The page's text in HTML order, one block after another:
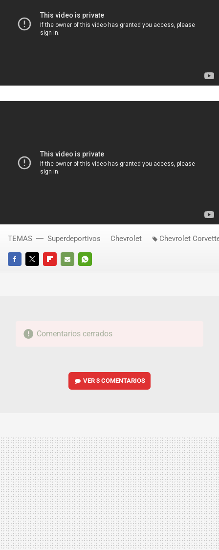
FACEBOOKTWITTERFLIPBOARD
E-
WHATSAPP
TEMAS Superdeportivos Chevrolet Chevrolet
Comentarios cerrados
VER3 COMENTARIOS